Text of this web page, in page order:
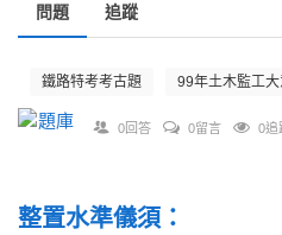
問題 追蹤
鐵路特考考古題 99年土木監工
0回答 0留言 0追
整置水準儀須：